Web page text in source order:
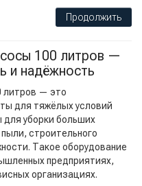
Продолжить
100 литров —
и надёжность
литров — это
для тяжёлых условий
для уборки больших
строительного
Такое оборудование
предприятиях,
организациях.